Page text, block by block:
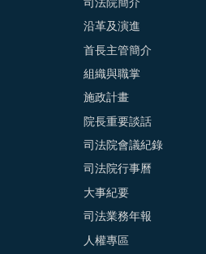
司法院簡介
沿革及演進
首長主管簡介
組織與職掌
施政計畫
院長重要談話
司法院會議紀錄
司法院行事曆
大事紀要
司法業務年報
人權專區